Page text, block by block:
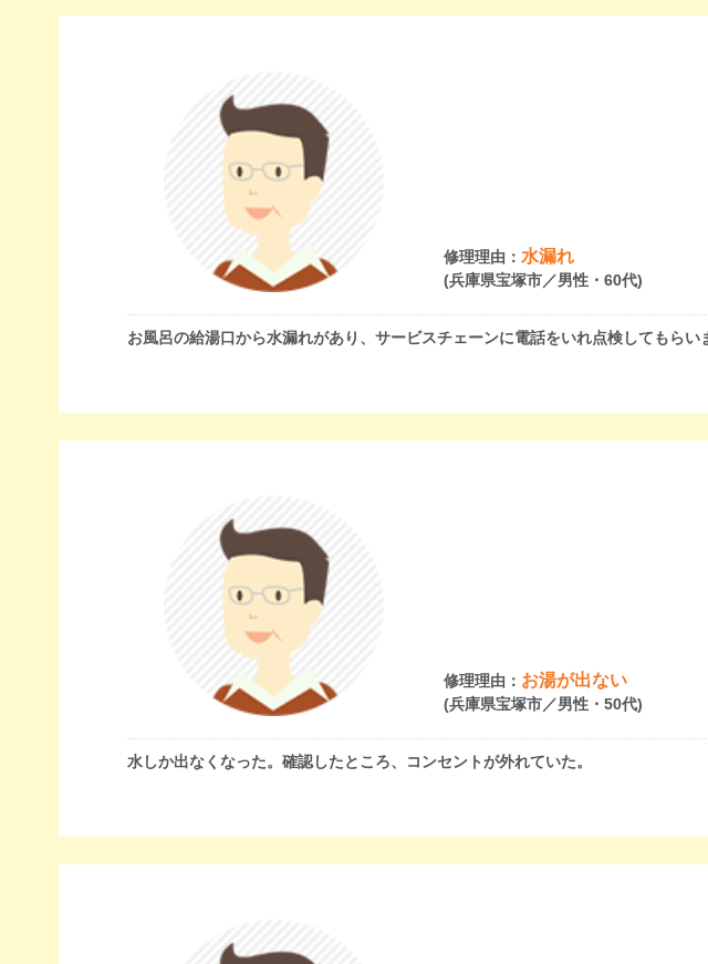
修理理由： 水漏れ
(兵庫県宝塚市／男性・60代)
お風呂の給湯口から水漏れがあり、サービスチェーンに電話をいれ点検してもらい
修理理由： お湯が出ない
(兵庫県宝塚市／男性・50代)
水しか出なくなった。確認したところ、コンセントが外れていた。